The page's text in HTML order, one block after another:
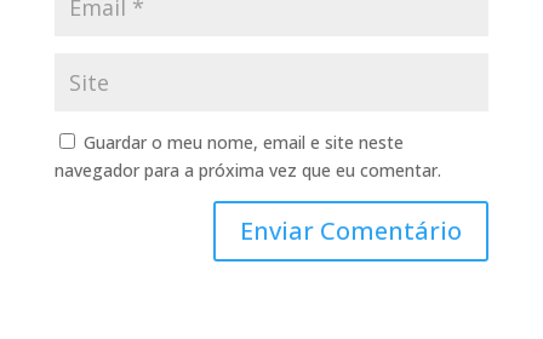
Guardar o meu nome, email e site neste
navegador para a próxima vez que eu comentar.